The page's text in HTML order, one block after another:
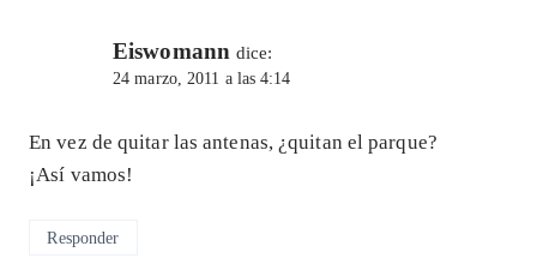
Eiswomann dice:
24 marzo, 2011 a las 4:14
En vez de quitar las antenas, ¿quitan el parque?
¡Así vamos!
Responder